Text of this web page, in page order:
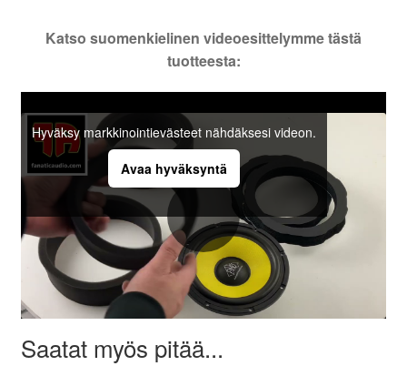
Katso suomenkielinen videoesittelymme tästä
tuotteesta:
Hyväksy markkinointievästeet nähdäksesi videon.
Avaa hyväksyntä
Saatat myös pitää...